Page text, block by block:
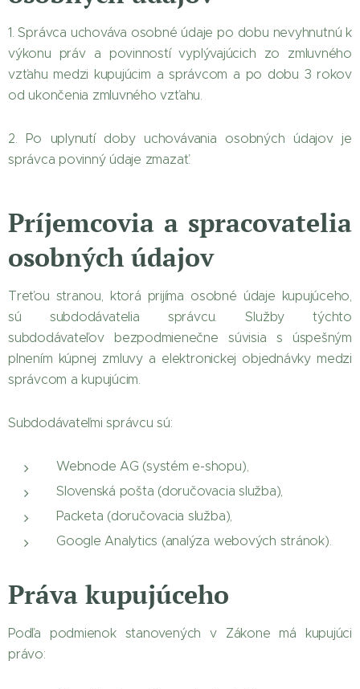
1. Správca uchováva osobné údaje po dobu nevyhnutnú k
výkonu práv a povinností vyplývajúcich zo zmluvného
vzťahu medzi kupujúcim a správcom a po dobu 3 rokov
od ukončenia zmluvného vzťahu.
2. Po uplynutí doby uchovávania osobných údajov je
správca povinný údaje zmazať.
Príjemcovia a spracovatelia
osobných údajov
Treťou stranou, ktorá prijíma osobné údaje kupujúceho,
sú subdodávatelia správcu. Služby týchto
subdodávateľov bezpodmienečne súvisia s úspešným
plnením kúpnej zmluvy a elektronickej objednávky medzi
správcom a kupujúcim.
Subdodávateľmi správcu sú:
Webnode AG (systém e-shopu),
Slovenská pošta (doručovacia služba),
Packeta (doručovacia služba),
Google Analytics (analýza webových stránok).
Práva kupujúceho
Podľa podmienok stanovených v Zákone má kupujúci
právo: